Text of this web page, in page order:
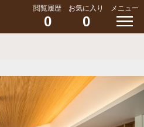
閲覧履歴
0
お気に入り
0
メニュー